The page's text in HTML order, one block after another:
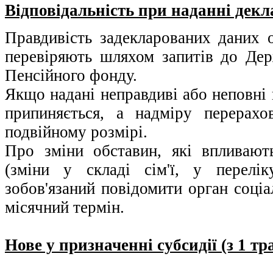
Відповідальність при наданні
Правдивість задекларованих даних
перевіряють шляхом запитів до
Пенсійного фонду.
Якщо надані неправдиві або неповні
припиняється, а надміру
подвійному розмірі.
Про зміни обставин, які
(зміни у складі сім'ї, у
зобов'язаний повідомити орган
місячний термін.
Нове у призначенні субсидії (з 1